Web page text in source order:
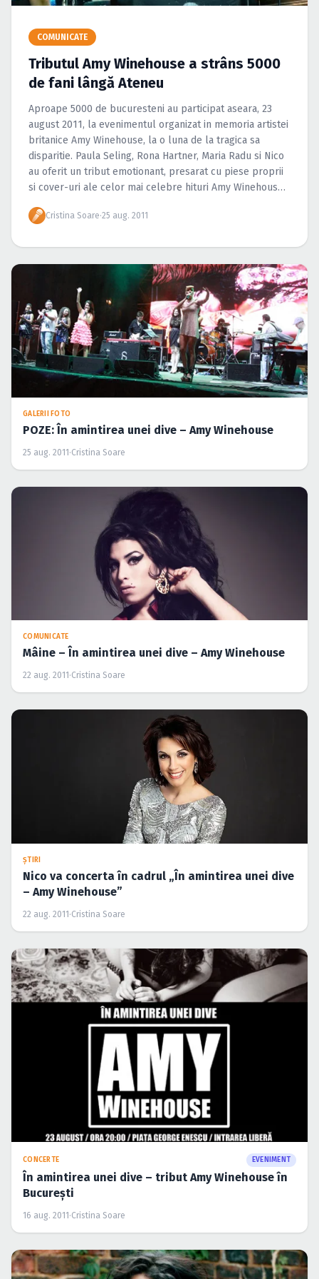
Caută în site...
COMUNICATE
Tributul Amy Winehouse a strâns 5000
de fani lângă Ateneu
Aproape 5000 de bucuresteni au participat aseara, 23
august 2011, la evenimentul organizat in memoria artistei
britanice Amy Winehouse, la o luna de la tragica sa
disparitie. Paula Seling, Rona Hartner, Maria Radu si Nico
au oferit un tribut emotionant, presarat cu piese proprii
si cover-uri ale celor mai celebre hituri Amy Winehouse.
Cristina Soare·25 aug. 2011
GALERII FOTO
POZE: În amintirea unei dive – Amy Winehouse
25 aug. 2011 ·Cristina Soare
COMUNICATE
Mâine – În amintirea unei dive – Amy Winehouse
22 aug. 2011 ·Cristina Soare
ŞTIRI
Nico va concerta în cadrul „În amintirea unei dive
– Amy Winehouse”
22 aug. 2011·Cristina Soare
CONCERTE EVENIMENT
În amintirea unei dive – tribut Amy Winehouse în
Bucureşti
16 aug. 2011 ·Cristina Soare